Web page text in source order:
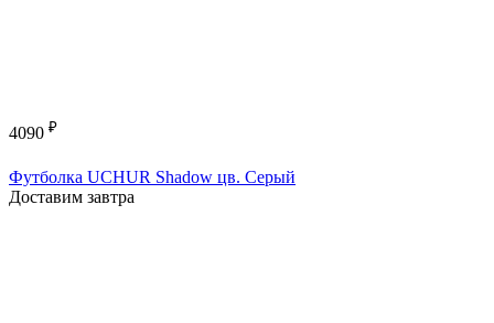
4090 ₽
Футболка UCHUR Shadow цв. Серый
Доставим завтра